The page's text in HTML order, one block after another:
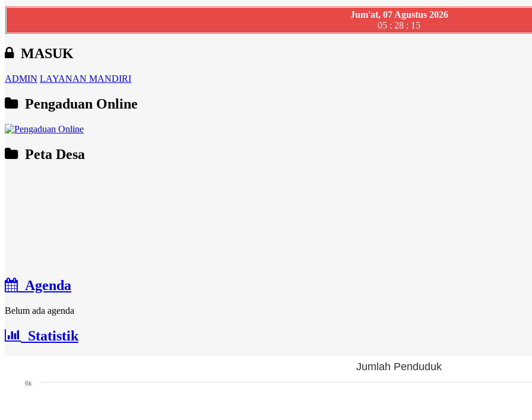
Jum'at, 07 Agustus 2026
05 : 28 : 16
MASUK
ADMIN LAYANAN MANDIRI
Pengaduan Online
Peta Desa
Agenda
Belum ada agenda
Statistik
Jumlah Penduduk
6k